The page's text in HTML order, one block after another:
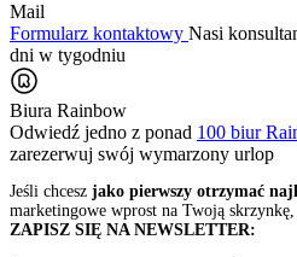
Mail
Formularz kontaktowy Nasi
dni w tygodniu
Biura Rainbow
Odwiedź jedno z ponad 100 biur
zarezerwuj swój wymarzony urlop
Jeśli chcesz jako pierwszy otrzymać
marketingowe wprost na Twoją skrzynkę,
ZAPISZ SIĘ NA NEWSLETTER: